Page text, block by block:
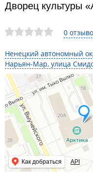
0
Ненецкий автономный
Нарьян-Мар, улица
Как добраться API
Дворец культуры